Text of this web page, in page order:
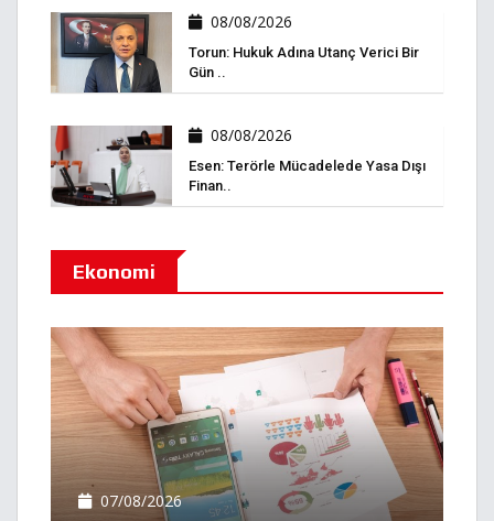
08/08/2026
Torun: Hukuk Adına Utanç Verici Bir
Gün ..
08/08/2026
Esen: Terörle Mücadelede Yasa Dışı
Finan..
Ekonomi
07/08/2026